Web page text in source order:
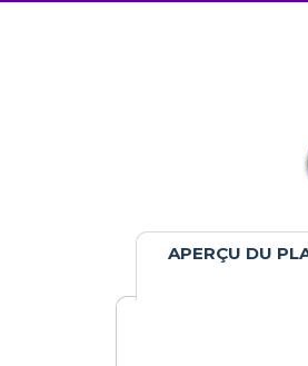
APERÇU DU